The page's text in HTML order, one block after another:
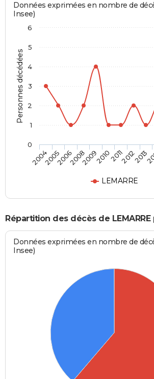
Personnes décédées
Données exprimées en nombre de
Insee)
LEMARRE
200420052006200820092010201120122013
0
1
2
3
4
5
6
Répartition des décès de LEMARRE
Données exprimées en nombre de
Insee)